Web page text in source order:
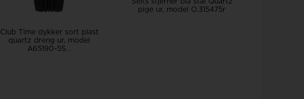
Club Time dykker sort plast
quartz dreng ur, model
A65190-5S...
pige ur, model O.315475r